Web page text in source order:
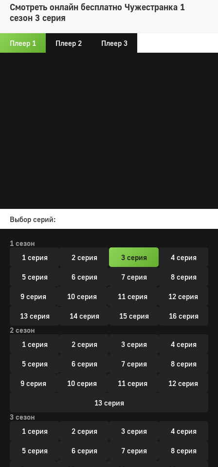
Смотреть онлайн бесплатно Чужестранка 1
сезон 3 серия
Плеер 1 Плеер 2 Плеер 3
Выбор серий:
1 сезон
1 серия
2 серия 3 серия 4 серия
5 серия 6 серия 7 серия 8 серия
9 серия 10 серия 11 серия 12 серия
13 серия 14 серия 15 серия
16 серия
2 сезон
1 серия
2 серия 3 серия 4 серия
5 серия 6 серия 7 серия 8 серия
9 серия 10 серия 11 серия 12 серия
13 серия
3 сезон
1 серия
2 серия 3 серия 4 серия
5 серия 6 серия 7 серия 8 серия